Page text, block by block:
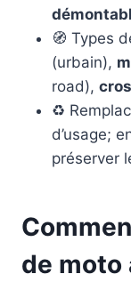
🧭 Types
(urbain),
road),
♻️
d’usage;
préserver
de moto